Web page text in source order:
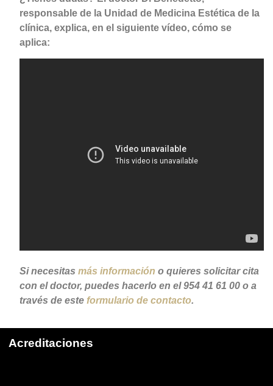
responsable de la Unidad de Medicina Estética de la
clínica, explica, en el siguiente vídeo, cómo se
aplica:
Si necesitas más información o quieres solicitar cita
con el doctor, puedes hacerlo en el 954 41 61 00 o a
través de este formulario de contacto.
Acreditaciones